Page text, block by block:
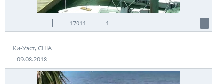
17011 1
Ки-Уэст, США
09.08.2018